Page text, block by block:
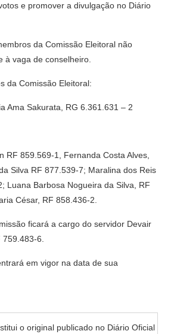
e promover a divulgação no Diário
da Comissão Eleitoral não
à vaga de conselheiro.
da Comissão Eleitoral:
Ama Sakurata, RG 6.361.631 – 2
RF 859.569-1, Fernanda Costa Alves,
Silva RF 877.539-7; Maralina dos Reis
Luana Barbosa Nogueira da Silva, RF
César, RF 858.436-2.
ficará a cargo do servidor Devair
6.
em vigor na data de sua
o original publicado no Diário Oficial